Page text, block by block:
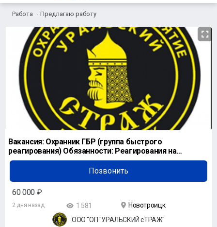
Работа Предлагаю работу
Вакансия: Охранник ГБР (группа быстрого
реагирования) Обязанности: Реагирования на
тревожный си
Позвонить
60 000 ₽
2 дня назад 1 581
Новотроицк
ООО "ОП "УРАЛЬСКИЙ сТРАЖ"